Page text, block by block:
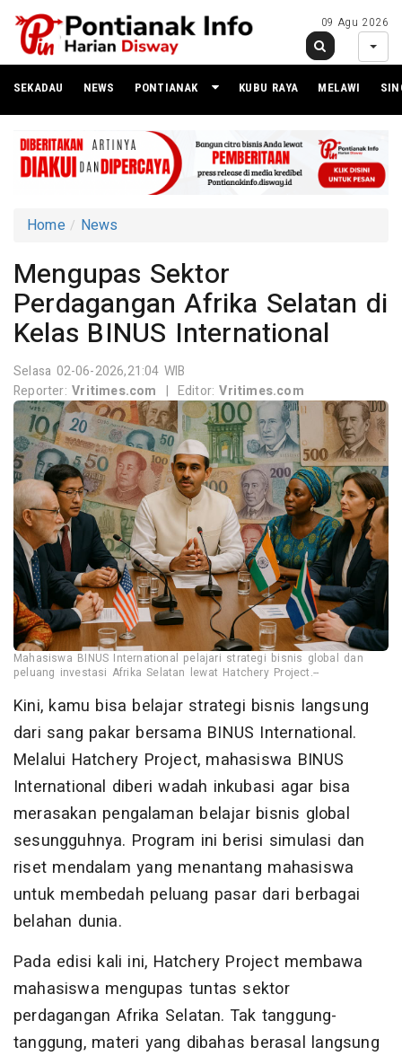
09 Agu 2026
SEKADAU NEWS PONTIANAK KUBU RAYA MELAWI
Home News
Mengupas Sektor
Perdagangan Afrika Selatan di
Kelas BINUS International
Selasa 02-06-2026,21:04 WIB
Reporter:Vritimes.com | Editor:Vritimes.com
Mahasiswa BINUS International pelajari strategi bisnis global dan
peluang investasi Afrika Selatan lewat Hatchery Project.--
Kini, kamu bisa belajar strategi bisnis langsung
dari sang pakar bersama BINUS International.
Melalui Hatchery Project, mahasiswa BINUS
International diberi wadah inkubasi agar bisa
merasakan pengalaman belajar bisnis global
sesungguhnya. Program ini berisi simulasi dan
riset mendalam yang menantang mahasiswa
untuk membedah peluang pasar dari berbagai
belahan dunia.
Pada edisi kali ini, Hatchery Project membawa
mahasiswa mengupas tuntas sektor
perdagangan Afrika Selatan. Tak tanggung-
tanggung, materi yang dibahas berasal langsung